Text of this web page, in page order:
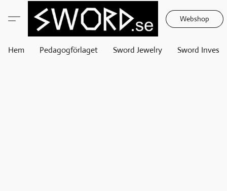
Webshop
Hem Pedagogförlaget Sword Jewelry Sword Invest